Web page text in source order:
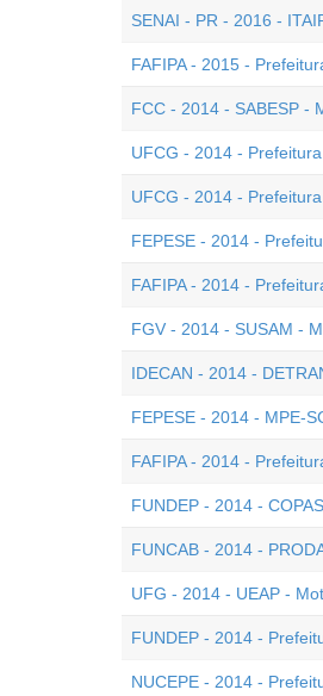
SENAI - PR - 2016 -
FAFIPA - 2015 -
FCC - 2014 - SABESP -
UFCG - 2014 -
UFCG - 2014 -
FEPESE - 2014 -
FAFIPA - 2014 -
FGV - 2014 - SUSAM -
IDECAN - 2014 -
FEPESE - 2014 - MPE-
FAFIPA - 2014 -
FUNDEP - 2014 -
FUNCAB - 2014 -
UFG - 2014 - UEAP -
FUNDEP - 2014 -
NUCEPE - 2014 -